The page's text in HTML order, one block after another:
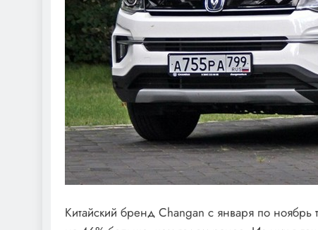
Китайский бренд Changan с января по ноябрь